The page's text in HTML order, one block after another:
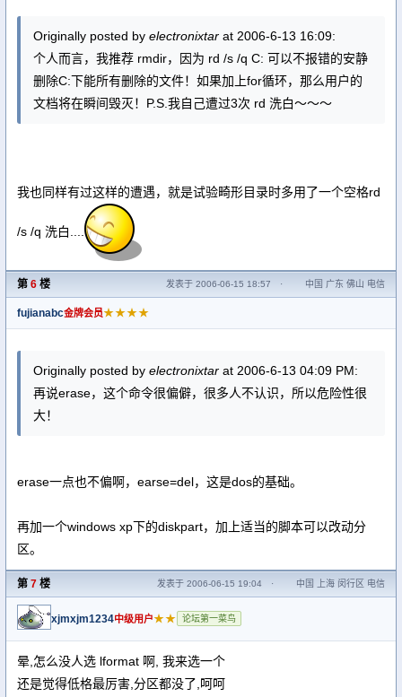
Originally posted by electronixtar at 2006-6-13 16:09:
个人而言，我推荐 rmdir，因为 rd /s /q C: 可以不报错的安静
删除C:下能所有删除的文件！如果加上for循环，那么用户的
文档将在瞬间毁灭！P.S.我自己遭过3次 rd 洗白～～～
我也同样有过这样的遭遇，就是试验畸形目录时多用了一个空格rd
/s /q 洗白....
第 6 楼 发表于 2006-06-15 18:57 · 中国 广东 佛山 电信
fujianabc金牌会员★★★★
Originally posted by electronixtar at 2006-6-13 04:09 PM:
再说erase，这个命令很偏僻，很多人不认识，所以危险性很
大！
erase一点也不偏啊，earse=del，这是dos的基础。
再加一个windows xp下的diskpart，加上适当的脚本可以改动分
区。
第 7 楼 发表于 2006-06-15 19:04 · 中国 上海 闵行区 电信
xjmxjm1234中级用户★★ 论坛第一菜鸟
晕,怎么没人选 lformat 啊, 我来选一个
还是觉得低格最厉害,分区都没了,呵呵